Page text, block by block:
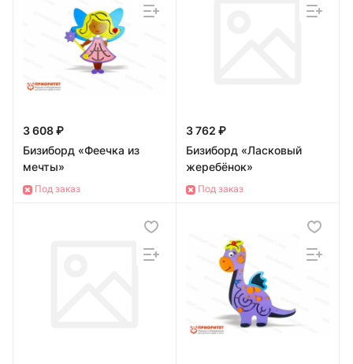
3 608 ₽
Бизиборд «Феечка из
мечты»
Под заказ
3 762 ₽
Бизиборд «Ласковый
жеребёнок»
Под заказ